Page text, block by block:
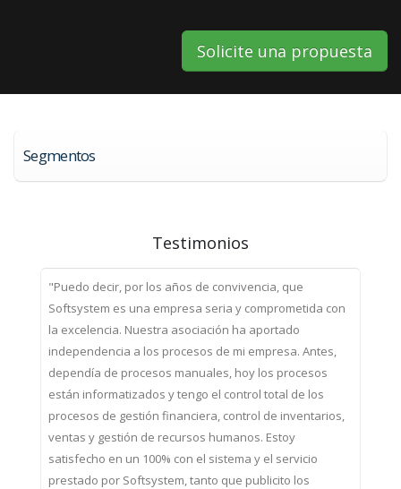
Solicite una propuesta
Segmentos
Testimonios
"Puedo decir, por los años de convivencia, que
Softsystem es una empresa seria y comprometida con
la excelencia. Nuestra asociación ha aportado
independencia a los procesos de mi empresa. Antes,
dependía de procesos manuales, hoy los procesos
están informatizados y tengo el control total de los
procesos de gestión financiera, control de inventarios,
ventas y gestión de recursos humanos. Estoy
satisfecho en un 100% con el sistema y el servicio
prestado por Softsystem, tanto que publicito los